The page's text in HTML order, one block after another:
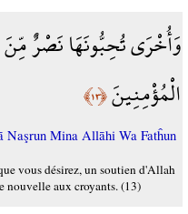
وَأُخْرَى تُحِبُّونَهَا نَصْرٌ مِّنَ
الْمُؤْمِنِينَ﴿١٣﴾
Naşrun Mina Allāhi Wa Fatĥun
vous désirez, un soutien d'Allah
nouvelle aux croyants. (13)